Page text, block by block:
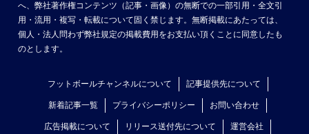
へ、弊社著作権コンテンツ（記事・画像）の無断での一部引用・全文引
用・流用・複写・転載について固く禁じます。無断掲載にあたっては、
個人・法人問わず弊社規定の掲載費用をお支払い頂くことに同意したも
のとします。
フットボールチャンネルについて 記事提供先について
新着記事一覧 プライバシーポリシー お問い合わせ
広告掲載について リリース送付先について 運営会社